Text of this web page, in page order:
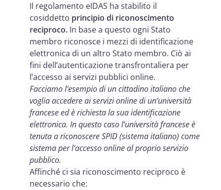
Il regolamento eIDAS ha stabilito il
cosiddetto principio di riconoscimento
reciproco. In base a questo ogni Stato
membro riconosce i mezzi di identificazione
elettronica di un altro Stato membro. Ciò ai
fini dell’autenticazione transfrontaliera per
l’accesso ai servizi pubblici online.
Facciamo l’esempio di un cittadino italiano che
voglia accedere ai servizi online di un’università
francese ed è richiesta la sua identificazione
elettronica. In questo caso l’università francese è
tenuta a riconoscere SPID (sistema italiano) come
sistema per l’accesso online al proprio servizio
pubblico.
Affinché ci sia riconoscimento reciproco è
necessario che: